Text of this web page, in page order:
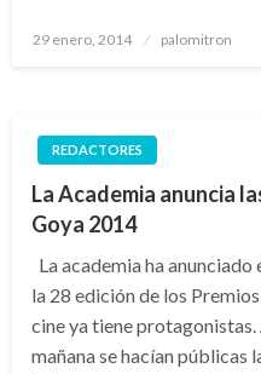
Publicado
29 enero, 2014 palomitron
REDACTORES
La Academia anuncia
Goya 2014
La academia ha
la 28 edición de los
cine ya tiene protagonistas.
mañana se hacían públicas